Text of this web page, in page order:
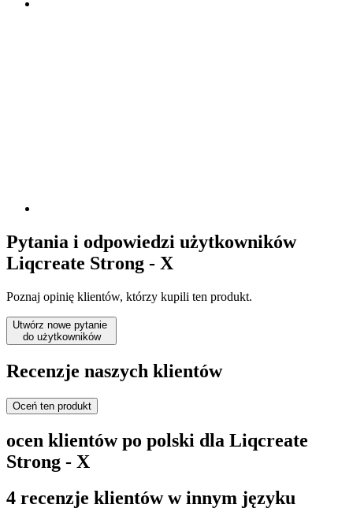
Pytania i odpowiedzi użytkowników
Liqcreate Strong - X
Poznaj opinię klientów, którzy kupili ten produkt.
Utwórz nowe pytanie
do użytkowników
Recenzje naszych klientów
Oceń ten produkt
ocen klientów po polski dla Liqcreate
Strong - X
4 recenzje klientów w innym języku